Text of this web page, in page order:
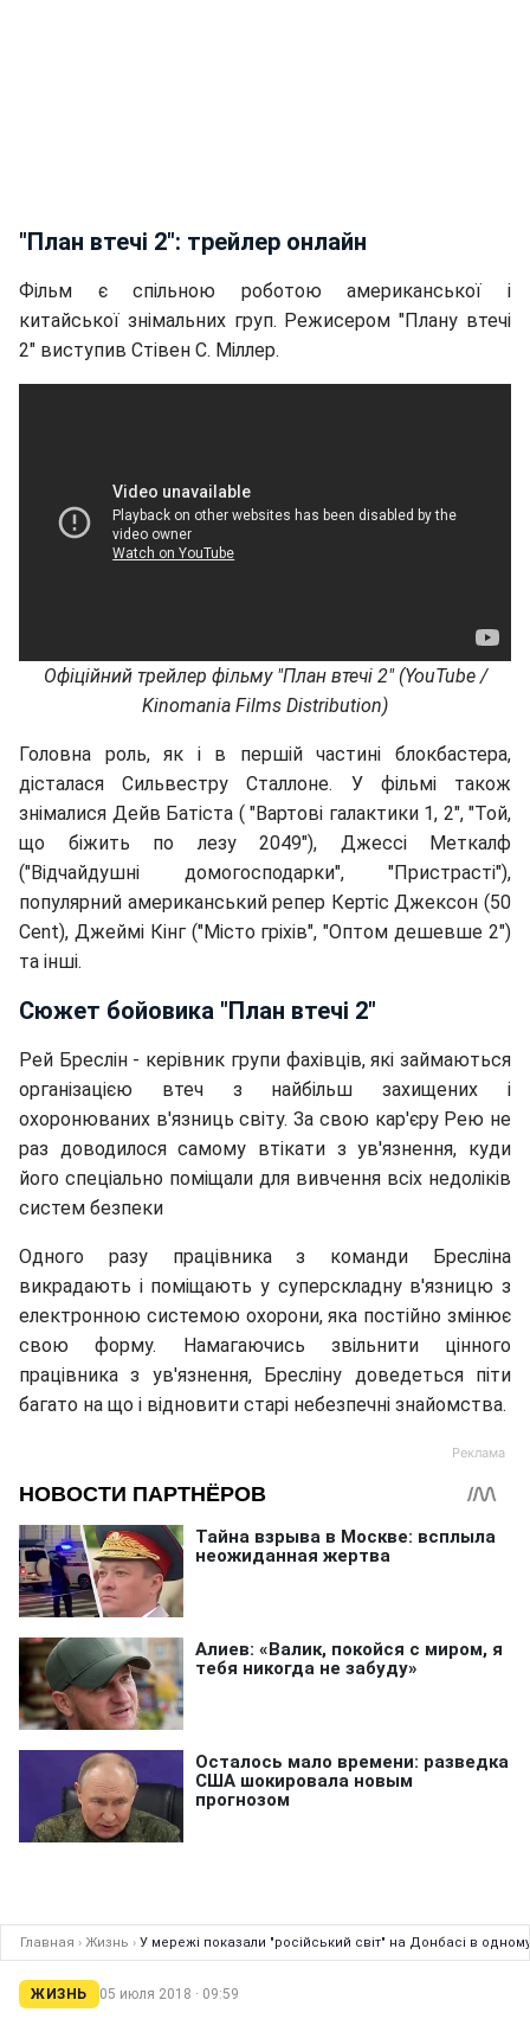
"План втечі 2": трейлер онлайн
Фільм є спільною роботою американської і
китайської знімальних груп. Режисером "Плану втечі
2" виступив Стівен С. Міллер.
Офіційний трейлер фільму "План втечі 2" (YouTube /
Kinomania Films Distribution)
Головна роль, як і в першій частині блокбастера,
дісталася Сильвестру Сталлоне. У фільмі також
знімалися Дейв Батіста ( "Вартові галактики 1, 2", "Той,
що біжить по лезу 2049"), Джессі Меткалф
("Відчайдушні домогосподарки", "Пристрасті"),
популярний американський репер Кертіс Джексон (50
Cent), Джеймі Кінг ("Місто гріхів", "Оптом дешевше 2")
та інші.
Сюжет бойовика "План втечі 2"
Рей Бреслін - керівник групи фахівців, які займаються
організацією втеч з найбільш захищених і
охоронюваних в'язниць світу. За свою кар'єру Рею не
раз доводилося самому втікати з ув'язнення, куди
його спеціально поміщали для вивчення всіх недоліків
систем безпеки
Одного разу працівника з команди Бресліна
викрадають і поміщають у суперскладну в'язницю з
електронною системою охорони, яка постійно змінює
свою форму. Намагаючись звільнити цінного
працівника з ув'язнення, Бресліну доведеться піти
багато на що і відновити старі небезпечні знайомства.
Главная › Жизнь › У мережі показали "російський світ" на Донбасі в
ЖИЗНЬ 05 июля 2018 · 09:59